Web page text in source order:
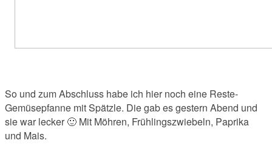
So und zum Abschluss habe ich hier noch eine Reste-
Gemüsepfanne mit Spätzle. Die gab es gestern Abend und
sie war lecker 🙂 Mit Möhren, Frühlingszwiebeln, Paprika
und Mais.